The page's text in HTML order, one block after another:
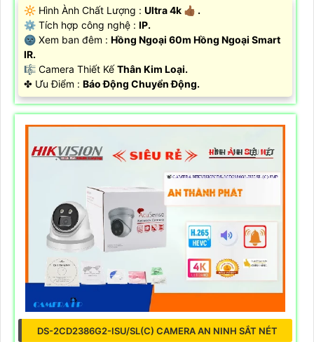
🔆 Hình Ành Chất Lượng : Ultra 4k 👍🏾 .
⚙ Tích hợp công nghệ : IP.
🌚 Xem ban đêm : Hồng Ngoại 60m Hồng Ngoại Smart
IR.
🎼️ Camera Thiết KếThân Kim Loại.
️✤ Ưu Điểm : Báo Động Chuyển Động.
DS-2CD2386G2-ISU/SL(C) CAMERA AN NINH SẮT NÉT